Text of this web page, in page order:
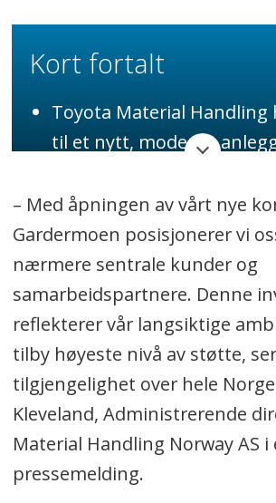
Kort fortalt
Toyota Material
til et nytt, moderne
årsverk og tilbyr
for
opplæring.
Det nye kontoret styrker
nærhet til kunder og
samarbeidspartnere, og
rette for bedre
servicekoordinering og
Bygget er miljøvennlig med
NOR-sertifisering og
– Med åpningen av vårt nye
Gardermoen posisjonerer vi
nærmere sentrale kunder og
samarbeidspartnere. Denne
reflekterer vår langsiktige
tilby høyeste nivå av støtte,
tilgjengelighet over hele
Kleveland, Administrerende
Material Handling Norway AS i
pressemelding.